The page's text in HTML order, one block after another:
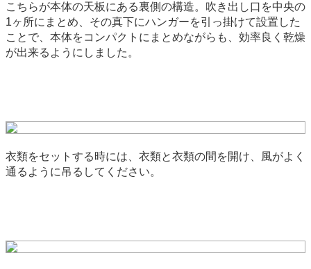
こちらが本体の天板にある裏側の構造。吹き出し口を中央の
1ヶ所にまとめ、その真下にハンガーを引っ掛けて設置した
ことで、本体をコンパクトにまとめながらも、効率良く乾燥
が出来るようにしました。
衣類をセットする時には、衣類と衣類の間を開け、風がよく
通るように吊るしてください。